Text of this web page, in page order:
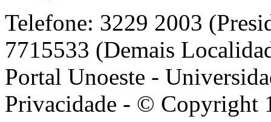
Telefone: 3229 2003
7715533 (Demais
Portal Unoeste -
Privacidade - © Copyright